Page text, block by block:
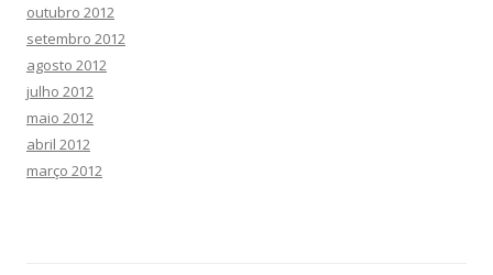
outubro 2012
setembro 2012
agosto 2012
julho 2012
maio 2012
abril 2012
março 2012